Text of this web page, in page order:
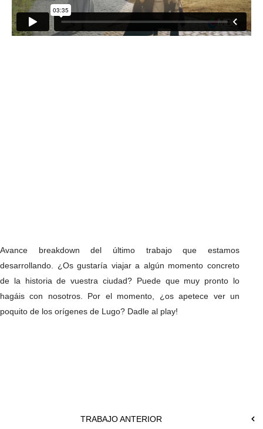
Avance breakdown del último trabajo que estamos
desarrollando. ¿Os gustaría viajar a algún momento concreto
de la historia de vuestra ciudad? Puede que muy pronto lo
hagáis con nosotros. Por el momento, ¿os apetece ver un
poquito de los orígenes de Lugo? Dadle al play!
TRABAJO ANTERIOR